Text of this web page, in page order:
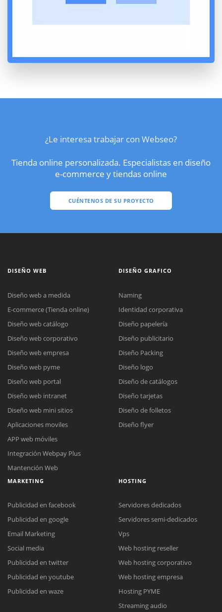
¿Le interesa trabajar con Webseo?
Tienda online personalizada. Especialistas en diseño
e-commerce y tiendas online
CUÉNTENOS DE SU PROYECTO
Reunión online
Nuestros ejecutivos le enviarán un correo electrónico con el enlace a
Meet para la reunión online.
Cotización
Complete el formulario y nos contactaremos a la brevedad.
Chat Online
para enviarnos un correo electrónico con sus datos personales.
DISEÑO WEB
Diseño web a medida
E-commerce (Tienda online)
Diseño web catálogo
Diseño web corporativo
Diseño web empresa
Diseño web pyme
Diseño web portal
Diseño web intranet
Diseño web mini sitios
Aplicaciones moviles
APP web móviles
Integración Webpay Plus
Mantención Web
DISEÑO GRAFICO
Naming
Identidad corporativa
Diseño papelería
Diseño publicitario
Diseño Packing
Diseño logo
Diseño de catálogos
Diseño tarjetas
Diseño de folletos
Diseño flyer
MARKETING
Publicidad en facebook
Publicidad en google
Email Marketing
Social media
Publicidad en twitter
Publicidad en youtube
Publicidad en waze
HOSTING
Servidores dedicados
Servidores semi-dedicados
Vps
Web hosting reseller
Web hosting corporativo
Web hosting empresa
Hosting PYME
Streaming audio